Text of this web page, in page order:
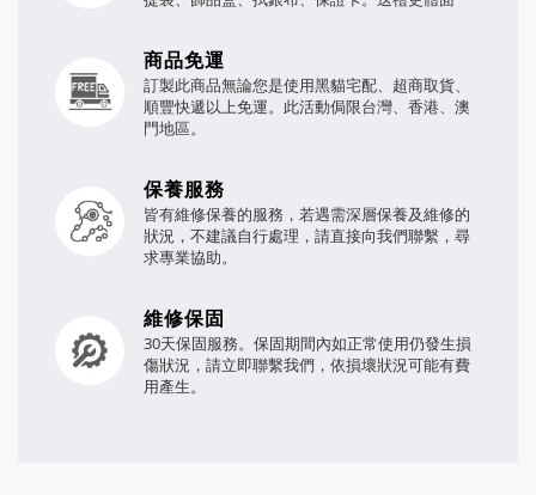
商品免運
訂製此商品無論您是使用黑貓宅配、超商取貨、
順豐快遞以上免運。此活動侷限台灣、香港、澳
門地區。
保養服務
皆有維修保養的服務，若遇需深層保養及維修的
狀況，不建議自行處理，請直接向我們聯繫，尋
求專業協助。
維修保固
30天保固服務。保固期間內如正常使用仍發生損
傷狀況，請立即聯繫我們，依損壞狀況可能有費
用產生。